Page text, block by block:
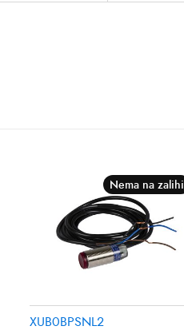
Nema na zalihi
XUB0BPSNL2